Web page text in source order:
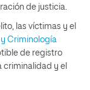
de justicia.
las víctimas y el
Criminología
de registro
criminalidad y el